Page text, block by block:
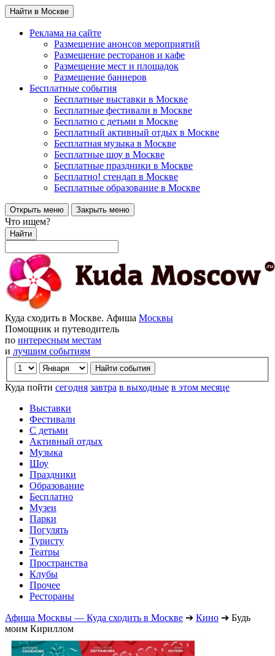
Найти в Москве
Реклама на сайте
Размещение анонсов мероприятий
Размещение ресторанов и кафе
Размещение мест и площадок
Размещение баннеров
Бесплатные события
Бесплатные выставки в Москве
Бесплатные фестивали в Москве
Бесплатно с детьми в Москве
Бесплатный активный отдых в Москве
Бесплатная музыка в Москве
Бесплатные шоу в Москве
Бесплатные праздники в Москве
Бесплатно! стендап в Москве
Бесплатные образование в Москве
Открыть меню Закрыть меню
Что ищем?
Найти
Куда сходить в Москве. Афиша Москвы
Помощник и путеводитель
по интересным местам
и лучшим событиям
Куда пойти сегодня завтра в выходные в этом месяце
Выставки
Фестивали
С детьми
Активный отдых
Музыка
Шоу
Праздники
Образование
Бесплатно
Музеи
Парки
Погулять
Туристу
Театры
Пространства
Клубы
Прочее
Рестораны
Афиша Москвы — Куда сходить в Москве ➔ Кино ➔ Будь
моим Кириллом